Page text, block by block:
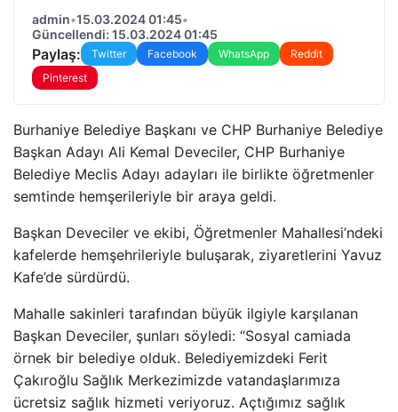
admin•15.03.2024 01:45•
Güncellendi: 15.03.2024 01:45
Paylaş: Twitter Facebook WhatsApp
Reddit
Pinterest
Burhaniye Belediye Başkanı ve CHP Burhaniye Belediye
Başkan Adayı Ali Kemal Deveciler, CHP Burhaniye
Belediye Meclis Adayı adayları ile birlikte öğretmenler
semtinde hemşerileriyle bir araya geldi.
Başkan Deveciler ve ekibi, Öğretmenler Mahallesi’ndeki
kafelerde hemşehrileriyle buluşarak, ziyaretlerini Yavuz
Kafe’de sürdürdü.
Mahalle sakinleri tarafından büyük ilgiyle karşılanan
Başkan Deveciler, şunları söyledi: “Sosyal camiada
örnek bir belediye olduk. Belediyemizdeki Ferit
Çakıroğlu Sağlık Merkezimizde vatandaşlarımıza
ücretsiz sağlık hizmeti veriyoruz. Açtığımız sağlık